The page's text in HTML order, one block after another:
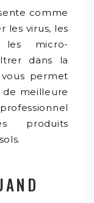
comme
les virus, les
les micro-
dans la
permet
meilleure
produits